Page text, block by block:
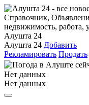
Алушта 24
Алушта 24 Добавить
Рекламировать Продать
Нет данных
Нет данных